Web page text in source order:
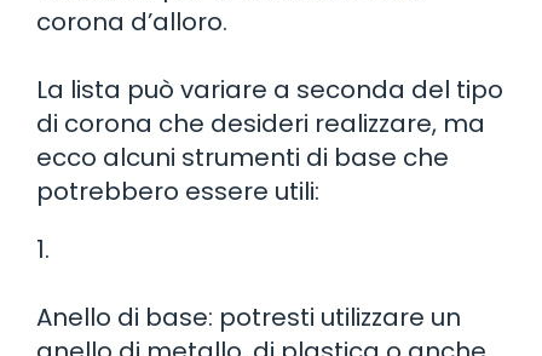
corona d’alloro.
La lista può variare a seconda del tipo
di corona che desideri realizzare, ma
ecco alcuni strumenti di base che
potrebbero essere utili:
1.
Anello di base: potresti utilizzare un